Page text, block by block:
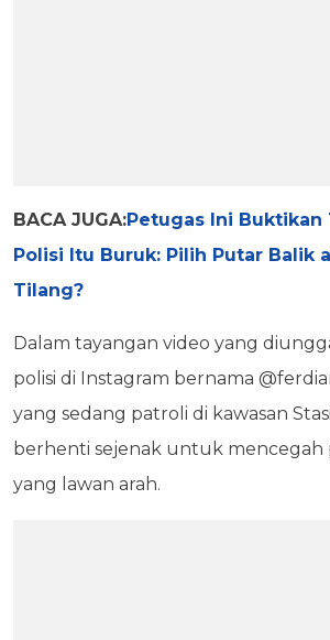
BACA JUGA:Petugas Ini Buktikan
Polisi Itu Buruk: Pilih Putar Balik
Tilang?
Dalam tayangan video yang
polisi di Instagram bernama
yang sedang patroli di kawasan
berhenti sejenak untuk mencegah
yang lawan arah.